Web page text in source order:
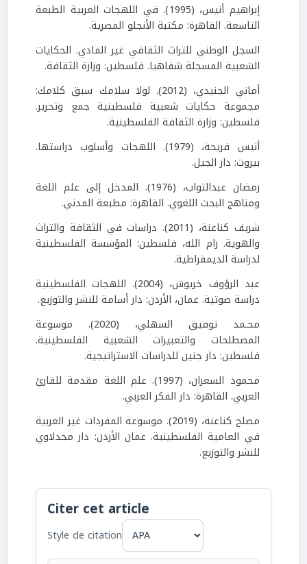
إبراهيم أنيس، (1995). في اللهجات العربية الطبعة
التاسعة. القاهرة: مكتبة الأنجلو المصرية.
السجل الوطني للتراث الثقافي غير المادي. الحكايات
الشعبية المسجلة شفاهيا. فلسطين: وزارة الثقافة.
أماني الجنيدي، (2012). لولا سلامك سبق كلامك:
مجموعة حكايات شعبية فلسطينية جمع وتحرير.
فلسطين: وزارة الثقافة الفلسطينية.
أنيس فريحة، (1979). اللهجات وأسلوب دراستها.
بيروت: دار الجيل.
رمضان عبدالتواب، (1976). المدخل إلى علم اللغة
ومناهج البحث اللغوي. القاهرة: مطبعة المدني.
شريف كناعنة، (2011). دراسات في الثقافة والتراث
والهوية. رام الله، فلسطين: المؤسسة الفلسطينية
لدراسة الديمقراطية.
عبد الرؤوف خريوش، (2004). اللهجات الفلسطينية
دراسة صوتية. عمان، الأردن: دار أسامة للنشر والتوزيع.
محـمد توفيق السهلي، (2020). موسوعة
المصطلحات والتعبيرات الشعبية الفلسطينية.
فلسطين: دار جنين للدراسات الاستراتيجية.
محمود السعران، (1997). علم اللغة مقدمة للقارئ
العربي. القاهرة: دار الفكر العربي.
مصلح كناعنة، (2019). موسوعة المفردات غير العربية
في العامية الفلسطينية. عمان الأردن: دار مجدلاوي
للنشر والتوزيع.
Citer cet article
Style de citation